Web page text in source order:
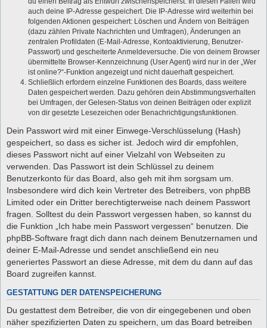
auch deine IP-Adresse gespeichert. Die IP-Adresse wird weiterhin bei
folgenden Aktionen gespeichert: Löschen und Ändern von Beiträgen
(dazu zählen Private Nachrichten und Umfragen), Änderungen an
zentralen Profildaten (E-Mail-Adresse, Kontoaktivierung, Benutzer-
Passwort) und gescheiterte Anmeldeversuche. Die von deinem Browser
übermittelte Browser-Kennzeichnung (User Agent) wird nur in der „Wer
ist online?“-Funktion angezeigt und nicht dauerhaft gespeichert.
Schließlich erfordern einzelne Funktionen des Boards, dass weitere
Daten gespeichert werden. Dazu gehören dein Abstimmungsverhalten
bei Umfragen, der Gelesen-Status von deinen Beiträgen oder explizit
von dir gesetzte Lesezeichen oder Benachrichtigungsfunktionen.
Dein Passwort wird mit einer Einwege-Verschlüsselung (Hash)
gespeichert, so dass es sicher ist. Jedoch wird dir empfohlen,
dieses Passwort nicht auf einer Vielzahl von Webseiten zu
verwenden. Das Passwort ist dein Schlüssel zu deinem
Benutzerkonto für das Board, also geh mit ihm sorgsam um.
Insbesondere wird dich kein Vertreter des Betreibers, von phpBB
Limited oder ein Dritter berechtigterweise nach deinem Passwort
fragen. Solltest du dein Passwort vergessen haben, so kannst du
die Funktion „Ich habe mein Passwort vergessen“ benutzen. Die
phpBB-Software fragt dich dann nach deinem Benutzernamen und
deiner E-Mail-Adresse und sendet anschließend ein neu
generiertes Passwort an diese Adresse, mit dem du dann auf das
Board zugreifen kannst.
GESTATTUNG DER DATENSPEICHERUNG
Du gestattest dem Betreiber, die von dir eingegebenen und oben
näher spezifizierten Daten zu speichern, um das Board betreiben